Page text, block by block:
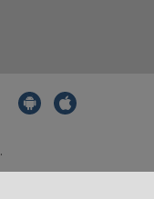
.